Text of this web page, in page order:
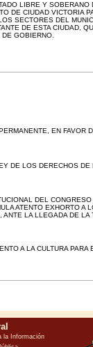
LIBRE Y SOBERANO
DE CIUDAD VICTORIA
SECTORES DEL
DE ESTA CIUDAD,
GOBIERNO.
EN FAVOR
DE LOS DERECHOS
DEL
ATENTO EXHORTO A
LA LLEGADA DE LA
A LA CULTURA PARA